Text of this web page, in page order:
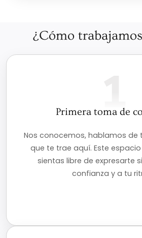
¿Cómo
1
Primera toma de
Nos conocemos, hablamos de
que te trae aquí. Este
sientas libre de expresarte
confianza y a tu